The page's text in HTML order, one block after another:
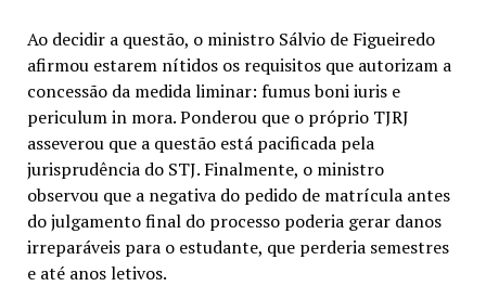
Ao decidir a questão, o ministro Sálvio de Figueiredo
afirmou estarem nítidos os requisitos que autorizam a
concessão da medida liminar: fumus boni iuris e
periculum in mora. Ponderou que o próprio TJRJ
asseverou que a questão está pacificada pela
jurisprudência do STJ. Finalmente, o ministro
observou que a negativa do pedido de matrícula antes
do julgamento final do processo poderia gerar danos
irreparáveis para o estudante, que perderia semestres
e até anos letivos.